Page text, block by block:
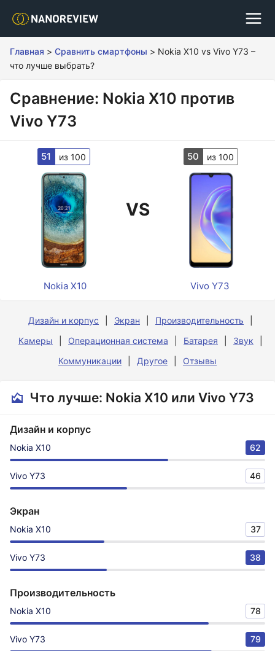
Главная > Сравнить смартфоны > Nokia X10 vs Vivo Y73 –
что лучше выбрать?
Сравнение: Nokia X10 против
Vivo Y73
51 из 100
VS
50 из 100
Nokia X10 Vivo Y73
Дизайн и корпус Экран
Производительность
Камеры
Операционная система Батарея
Звук
Коммуникации
Другое Отзывы
Что лучше: Nokia X10 или Vivo Y73
Дизайн и корпус
Nokia X10 62
Vivo Y73 46
Экран
Nokia X10 37
Vivo Y73 38
Производительность
Nokia X10 78
Vivo Y73 79